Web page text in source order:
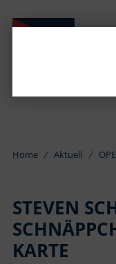
Home Aktuell
STEVEN
KARTE